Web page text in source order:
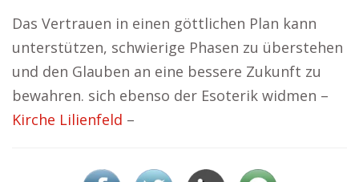
Das Vertrauen in einen göttlichen Plan kann
unterstützen, schwierige Phasen zu überstehen
und den Glauben an eine bessere Zukunft zu
bewahren. sich ebenso der Esoterik widmen –
Kirche Lilienfeld –